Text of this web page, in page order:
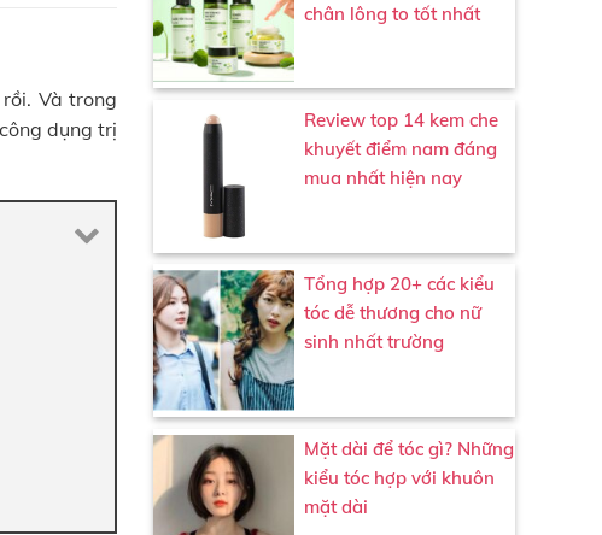
Và trong
dụng trị
chân lông to tốt nhất
Review top 14 kem che
khuyết điểm nam đáng
mua nhất hiện nay
Tổng hợp 20+ các kiểu
tóc dễ thương cho nữ
sinh nhất trường
Mặt dài để tóc gì? Những
kiểu tóc hợp với khuôn
mặt dài